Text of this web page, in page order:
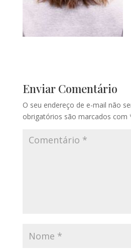
Enviar Comentário
O seu endereço de e-mail não
obrigatórios são marcados com